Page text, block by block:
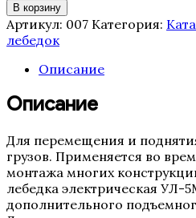
В корзину
Артикул: 007 Категория:
лебедок
Описание
Описание
Для перемещения и
грузов. Применяется во
монтажа многих
лебедка электрическая УЛ-
дополнительного